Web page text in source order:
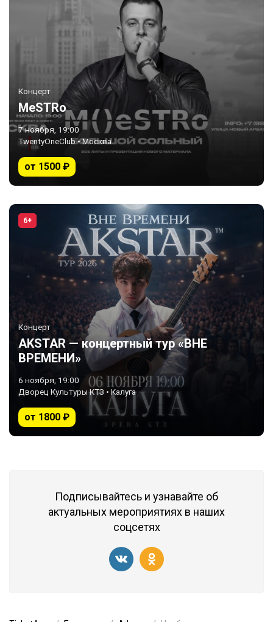
Концерт
MeSTRo
7 ноября, 19:00
TwentyOneClub • Москва
от 1500 ₽
6+
Концерт
AKSTAR — концертный тур «ВНЕ
ВРЕМЕНИ»
6 ноября, 19:00
Дворец Культуры КТЗ • Калуга
от 1800 ₽
Подписывайтесь и узнавайте об
актуальных мероприятиях в наших
соцсетях